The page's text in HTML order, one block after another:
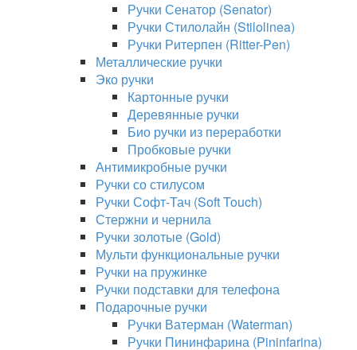
Ручки Сенатор (Senator)
Ручки Стилолайн (Stilolinea)
Ручки Ритерпен (Ritter-Pen)
Металлические ручки
Эко ручки
Картонные ручки
Деревянные ручки
Био ручки из переработки
Пробковые ручки
Антимикробные ручки
Ручки со стилусом
Ручки Софт-Тач (Soft Touch)
Стержни и чернила
Ручки золотые (Gold)
Мульти функциональные ручки
Ручки на пружинке
Ручки подставки для телефона
Подарочные ручки
Ручки Ватерман (Waterman)
Ручки Пининфарина (Pininfarina)